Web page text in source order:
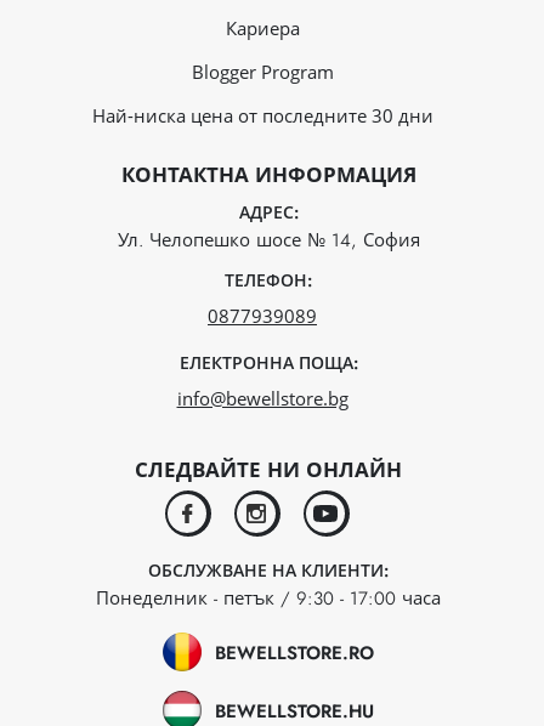
Кариера
Blogger Program
Най-ниска цена от последните 30 дни
КОНТАКТНА ИНФОРМАЦИЯ
АДРЕС:
Ул. Челопешко шосе № 14, София
ТЕЛЕФОН:
0877939089
ЕЛЕКТРОННА ПОЩА:
info@bewellstore.bg
СЛЕДВАЙТЕ НИ ОНЛАЙН
facebookinstagramyoutube
ОБСЛУЖВАНЕ НА КЛИЕНТИ:
Понеделник - петък / 9:30 - 17:00 часа
BEWELLSTORE.RO
BEWELLSTORE.HU